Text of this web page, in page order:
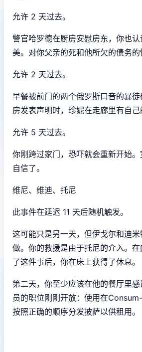
允许 2 天过去。
警官哈罗德在厨房安慰房东，你也
美。对你父亲的死和他所欠的债务的
允许 2 天过去。
早餐被前门的两个俄罗斯口音的暴
房发表声明时，珍妮在走廊里有自己
允许 5 天过去。
你刚跨过家门，恐吓就会重新开始
自信了。
维尼、维迪、托尼
此事件在延迟 11 天后随机触发。
这可能只是另一天，但伊戈尔和迪
做。你的救援是由于托尼的介入。
了这件事后，你在床上获得了休息。
第二天，你至少应该在他的餐厅里
员的职位刚刚开放：使用在Consum-
按照正确的顺序分发披萨以供租用。